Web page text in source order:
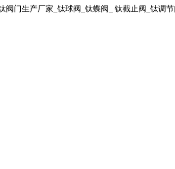
门生产厂家_钛球阀_钛蝶阀_ 钛截止阀_钛调